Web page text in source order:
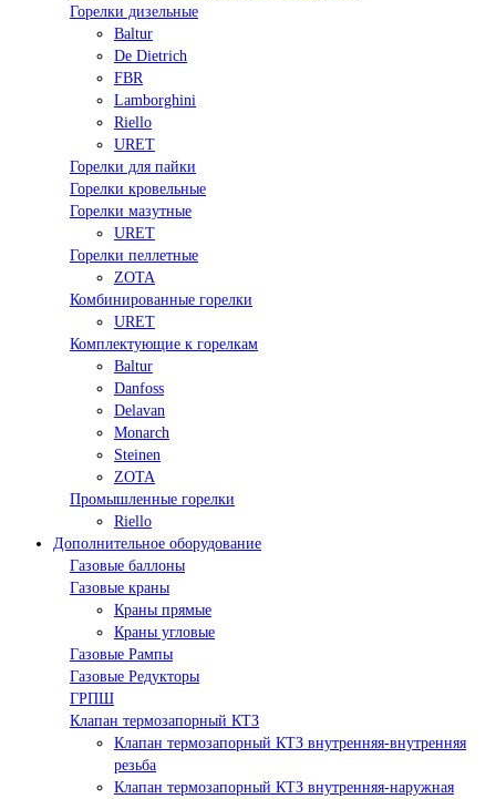
Горелки дизельные
Baltur
De Dietrich
FBR
Lamborghini
Riello
URET
Горелки для пайки
Горелки кровельные
Горелки мазутные
URET
Горелки пеллетные
ZOTA
Комбинированные горелки
URET
Комплектующие к горелкам
Baltur
Danfoss
Delavan
Monarch
Steinen
ZOTA
Промышленные горелки
Riello
Дополнительное оборудование
Газовые баллоны
Газовые краны
Краны прямые
Краны угловые
Газовые Рампы
Газовые Редукторы
ГРПШ
Клапан термозапорный КТЗ
Клапан термозапорный КТЗ внутренняя-внутренняя
резьба
Клапан термозапорный КТЗ внутренняя-наружная